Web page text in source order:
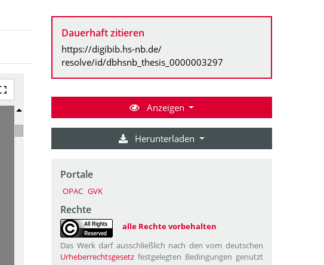
Dauerhaft zitieren
https://digibib.hs-nb.de/
resolve/id/dbhsnb_thesis_0000003297
Anzeigen
Herunterladen
Portale
OPAC GVK
Rechte
alle Rechte vorbehalten
Das Werk darf ausschließlich nach den vom deutschen
Urheberrechtsgesetz festgelegten Bedingungen genutzt